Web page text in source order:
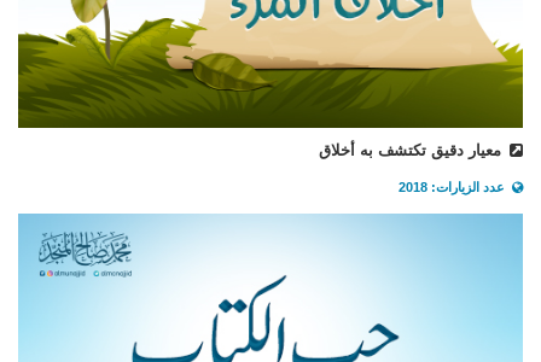
معيار دقيق تكتشف به أخلاق
عدد الزيارات: 2018